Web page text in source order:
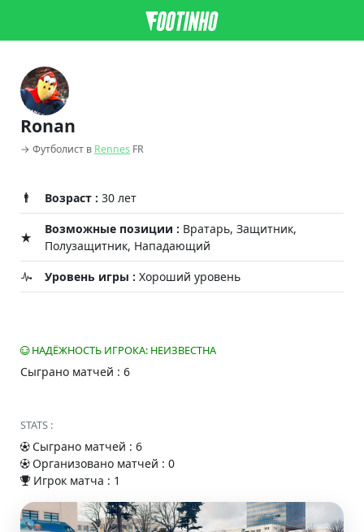
Ronan
→ Футболист в Rennes FR
Возраст : 30 лет
Возможные позиции : Вратарь, Защитник,
Полузащитник, Нападающий
Уровень игры : Хороший уровень
НАДЁЖНОСТЬ ИГРОКА: НЕИЗВЕСТНА
Сыграно матчей : 6
STATS :
Сыграно матчей : 6
Организовано матчей : 0
Игрок матча : 1